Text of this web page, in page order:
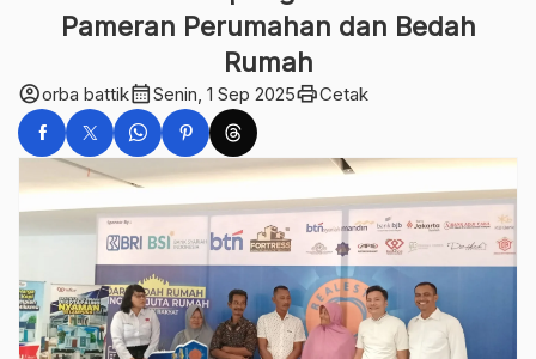
Pameran Perumahan dan Bedah
Rumah
account_circleorba battikcalendar_monthSenin, 1 Sep 2025printCetak